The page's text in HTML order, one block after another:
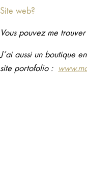
Site web?
Vous pouvez me
J’ai aussi un boutique
site portofolio :